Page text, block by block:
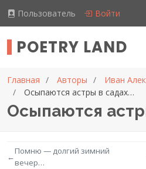
Пользователь Войти
POETRY LAND
Главная Авторы
Иван
Осыпаются астры в садах…
Осыпаются
←
Помню — долгий зимний
вечер…